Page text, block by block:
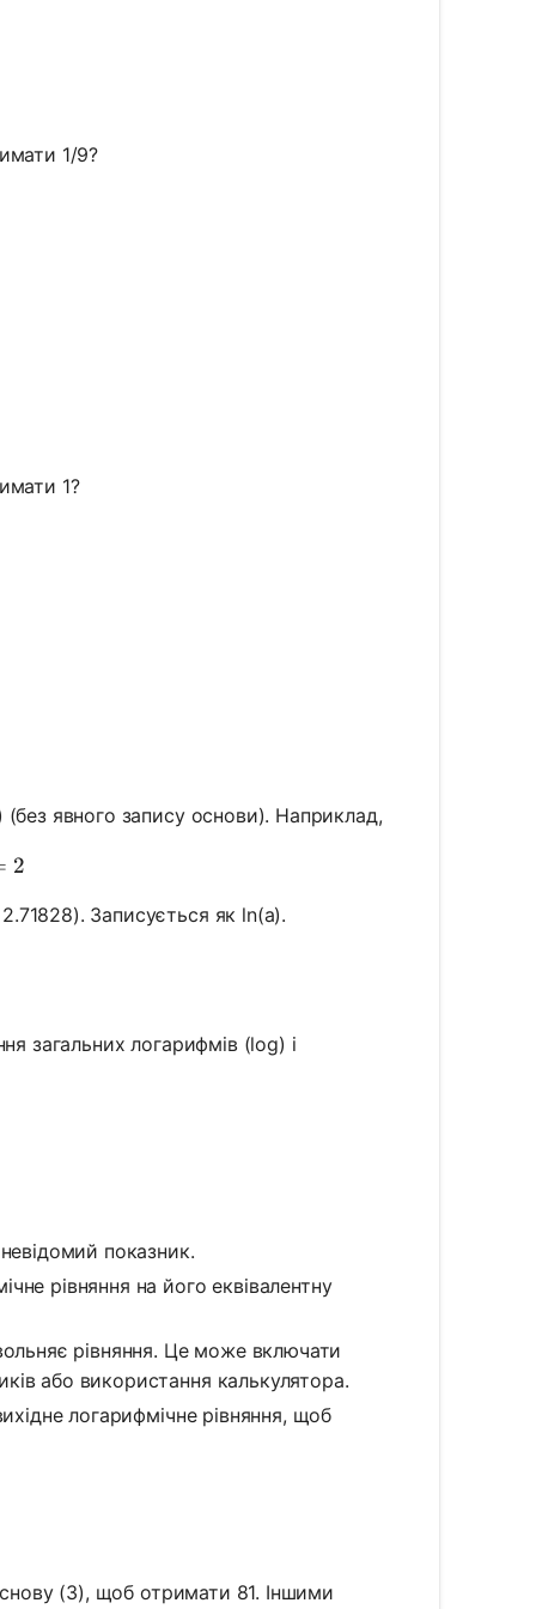
= 2
?
1/9?
-2
1?
явного запису основи). Наприклад,
= 2
2
Записується як ln(a).
= 1
загальних логарифмів (log) і
показник.
рівняння на його еквівалентну
рівняння. Це може включати
або використання калькулятора.
логарифмічне рівняння, щоб
(3), щоб отримати 81. Іншими